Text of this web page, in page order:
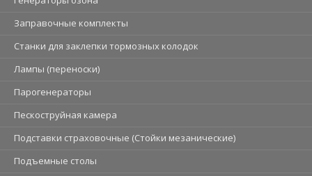
Заправочные комплекты
Станки для заклепки тормозных колодок
Лампы (переноски)
Парогенераторы
Пескоструйная камера
Подставки страховочные (Стойки мезанические)
Подъемные столы